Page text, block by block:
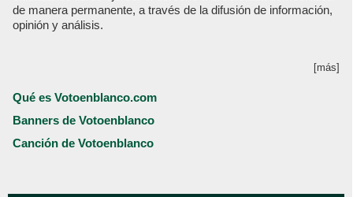
de manera permanente, a través de la difusión de información,
opinión y análisis.
[más]
Qué es Votoenblanco.com
Banners de Votoenblanco
Canción de Votoenblanco